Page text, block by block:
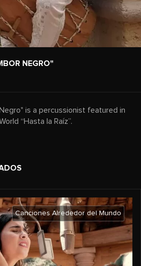
NEGRO"
is a percussionist featured in
“Hasta la Raíz”.
Canciones Alrededor del Mundo